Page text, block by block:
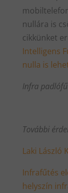
nullára is
cikkünket
Intelligens
nulla is
Infra
További
Laki László
Infrafűtés
helyszín